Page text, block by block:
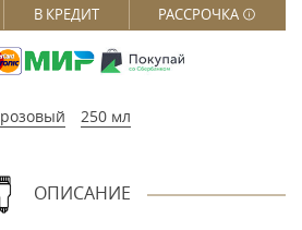
В КРЕДИТ РАССРОЧКА
розовый 250 мл
ОПИСАНИЕ